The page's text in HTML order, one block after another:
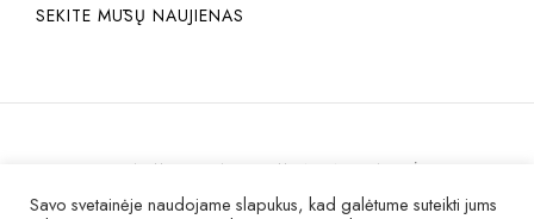
SEKITE MŪSŲ NAUJIENAS
PRIVATUMO POLITIKA
PIRKIMO INTERNETU TAISYKLĖS
KOKYBĖ IR GARANTIJA
Savo svetainėje naudojame slapukus, kad galėtume suteikti jums